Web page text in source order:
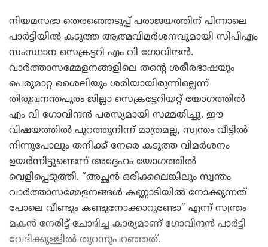
നിയമസഭാ തെരഞ്ഞെടുപ്പ് പരാജയത്തിന് പിന്നാലെ
പാർട്ടിയിൽ കടുത്ത ആത്മവിമർശനവുമായി സിപിഎം
സംസ്ഥാന സെക്രട്ടറി എം വി ഗോവിന്ദൻ.
വാർത്താസമ്മേളനങ്ങളിലെ തന്റെ ശരീരഭാഷയും
പെരുമാറ്റ ശൈലിയും ശരിയായിരുന്നില്ലെന്ന്
തിരുവനന്തപുരം ജില്ലാ സെക്രട്ടേറിയറ്റ് യോഗത്തിൽ
എം വി ഗോവിന്ദൻ പരസ്യമായി സമ്മതിച്ചു. ഈ
വിഷയത്തിൽ പുറത്തുനിന്ന് മാത്രമല്ല, സ്വന്തം വീട്ടിൽ
നിന്നുപോലും തനിക്ക് നേരെ കടുത്ത വിമർശനം
ഉയർന്നിട്ടുണ്ടെന്ന് അദ്ദേഹം യോഗത്തിൽ
വെളിപ്പെടുത്തി. “അച്ഛൻ ഒരിക്കലെങ്കിലും സ്വന്തം
വാർത്താസമ്മേളനങ്ങൾ കണ്ണാടിയിൽ നോക്കുന്നത്
പോലെ വീണ്ടും കണ്ടുനോക്കാറുണ്ടോ” എന്ന് സ്വന്തം
മകൻ നേരിട്ട് ചോദിച്ച കാര്യമാണ് ഗോവിന്ദൻ പാർട്ടി
വേദിക്കുള്ളിൽ തുറന്നുപറഞ്ഞത്.